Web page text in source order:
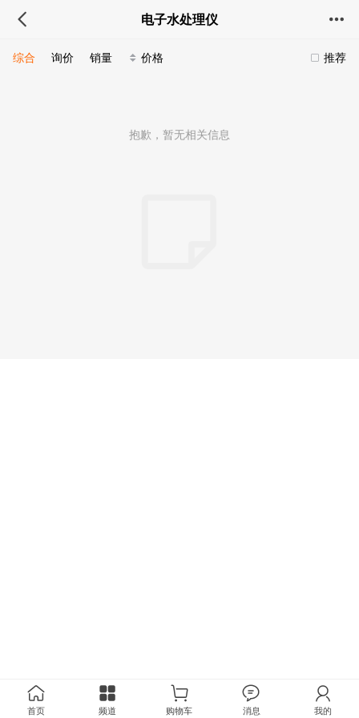
电子水处理仪
推荐
综合 询价 销量 价格
抱歉，暂无相关信息
首页 频道 购物车 消息 我的